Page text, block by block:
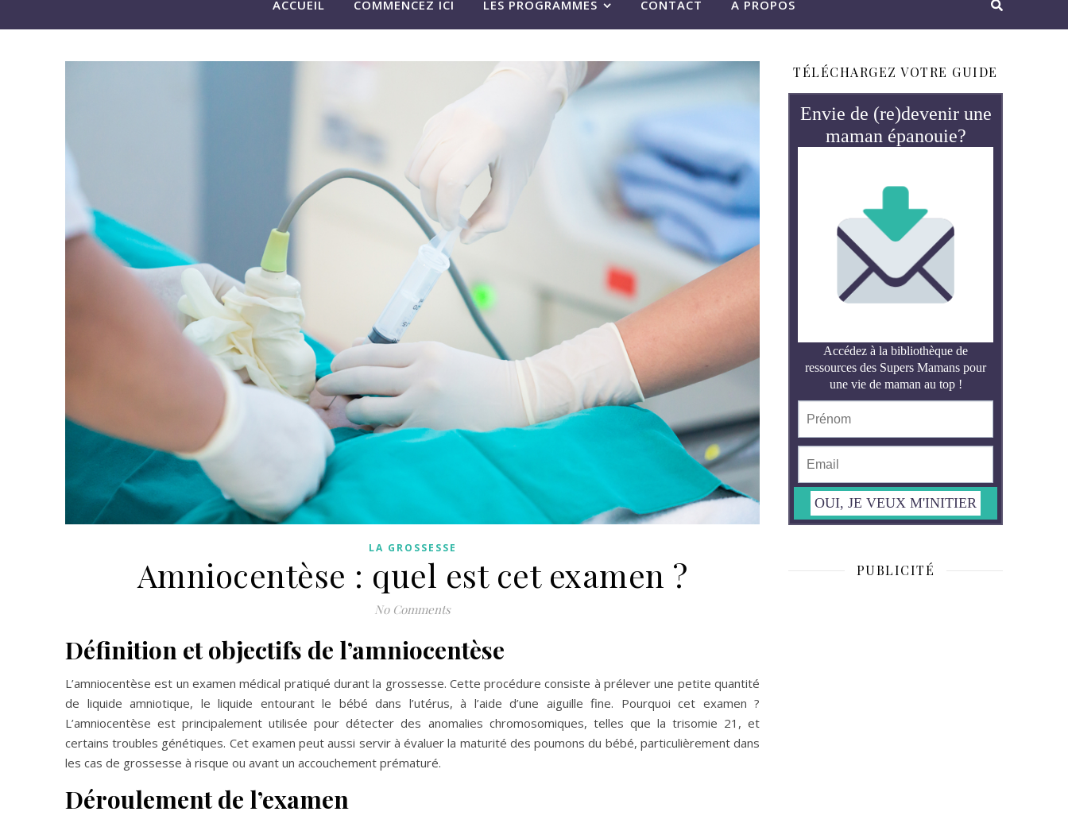
ACCUEIL COMMENCEZ ICI LES PROGRAMMES CONTACT A PROPOS
LA GROSSESSE
Amniocentèse : quel est cet examen ?
No Comments
Définition et objectifs de l’amniocentèse
L’amniocentèse est un examen médical pratiqué durant la grossesse. Cette procédure consiste à prélever une petite quantité
de liquide amniotique, le liquide entourant le bébé dans l’utérus, à l’aide d’une aiguille fine. Pourquoi cet examen ?
L’amniocentèse est principalement utilisée pour détecter des anomalies chromosomiques, telles que la trisomie 21, et
certains troubles génétiques. Cet examen peut aussi servir à évaluer la maturité des poumons du bébé, particulièrement dans
les cas de grossesse à risque ou avant un accouchement prématuré.
Déroulement de l’examen
TÉLÉCHARGEZ VOTRE GUIDE
PUBLICITÉ